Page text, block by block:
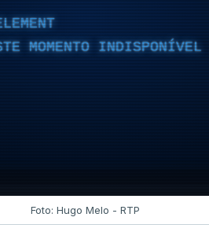
MOMENTO INDISPONÍVEL
Foto: Hugo Melo - RTP